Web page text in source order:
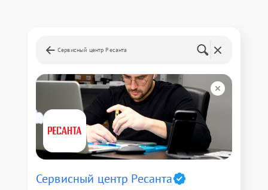
Сервисный центр Ресанта
Сервисный центр Ресанта